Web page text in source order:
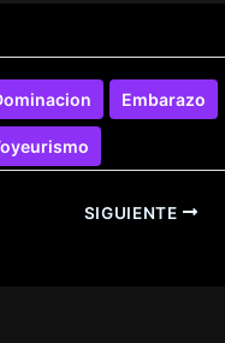
chino
Embarazo
SIGUIENTE